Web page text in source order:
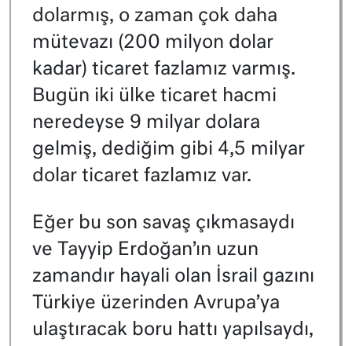
dolarmış, o zaman çok daha
mütevazı (200 milyon dolar
kadar) ticaret fazlamız varmış.
Bugün iki ülke ticaret hacmi
neredeyse 9 milyar dolara
gelmiş, dediğim gibi 4,5 milyar
dolar ticaret fazlamız var.
Eğer bu son savaş çıkmasaydı
ve Tayyip Erdoğan’ın uzun
zamandır hayali olan İsrail gazını
Türkiye üzerinden Avrupa’ya
ulaştıracak boru hattı yapılsaydı,